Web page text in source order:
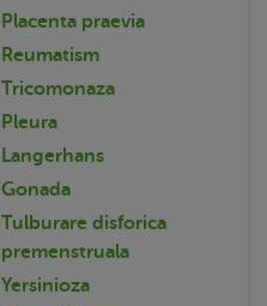
Placenta praevia
Reumatism
Tricomonaza
Pleura
Langerhans
Gonada
Tulburare disforica
premenstruala
Yersinioza